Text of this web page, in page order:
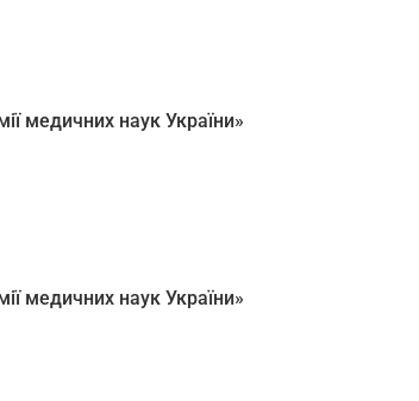
медичних наук України»
медичних наук України»